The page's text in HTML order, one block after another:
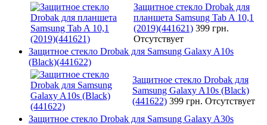
Защитное стекло Drobak для
планшета Samsung Tab A 10,1
(2019)(441621) 399 грн.
Отсутствует
Защитное стекло Drobak для Samsung Galaxy A10s
(Black)(441622)
Защитное стекло Drobak для
Samsung Galaxy A10s (Black)
(441622) 399 грн. Отсутствует
Защитное стекло Drobak для Samsung Galaxy A30s